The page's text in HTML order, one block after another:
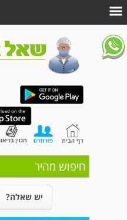
חיפוש מהיר
יש שאלה?